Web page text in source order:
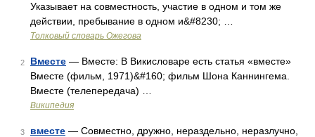
Указывает на совместность, участие в одном и том же
действии, пребывание в одном и&#8230; …
Толковый словарь Ожегова
2 Вместе — Вместе: В Викисловаре есть статья «вместе»
Вместе (фильм, 1971)&#160; фильм Шона Каннингема.
Вместе (телепередача) …
Википедия
3 вместе — Совместно, дружно, нераздельно, неразлучно,